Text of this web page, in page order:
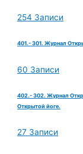
254 Записи
401.- 301. Журнал
60 Записи
402.- 302. Журнал
Открытой йоге.
27 Записи